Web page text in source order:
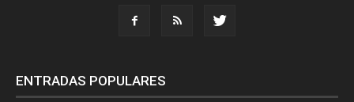
ENTRADAS POPULARES